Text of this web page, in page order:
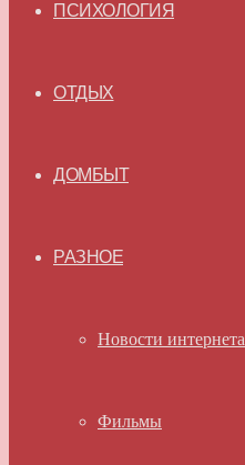
ПСИХОЛОГИЯ
ОТДЫХ
ДОМБЫТ
РАЗНОЕ
Новости интернета
Фильмы